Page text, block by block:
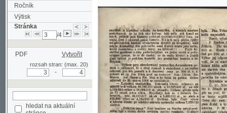
Výtisk
Stránka
PDF Vytvořit
rozsah stran: (max. 20)
stránce
Pokročilé vyhledávání